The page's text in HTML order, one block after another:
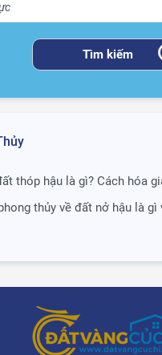
thóp hậu là gì? Cách hóa
thủy về đất nở hậu là gì